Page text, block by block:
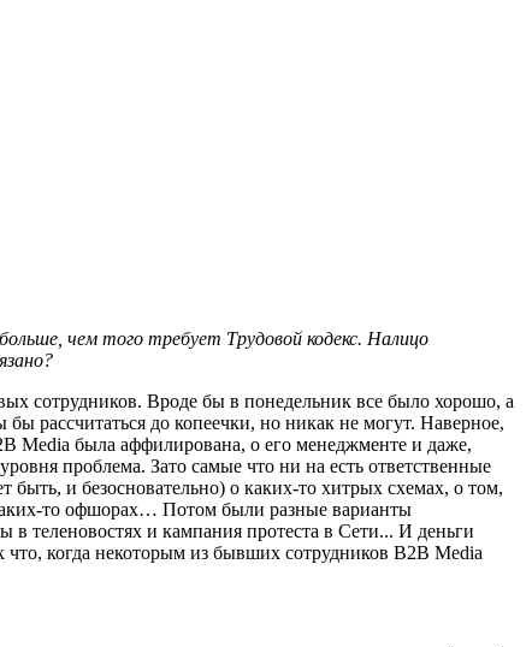
чем того требует Трудовой кодекс. Налицо
сотрудников. Вроде бы в понедельник все было хорошо, а
рассчитаться до копеечки, но никак не могут. Наверное,
Media была аффилирована, о его менеджменте и даже,
проблема. Зато самые что ни на есть ответственные
и безосновательно) о каких-то хитрых схемах, о том,
то офшорах… Потом были разные варианты
теленовостях и кампания протеста в Сети... И деньги
когда некоторым из бывших сотрудников B2B Media